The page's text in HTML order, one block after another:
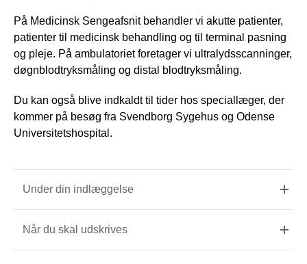
På Medicinsk Sengeafsnit behandler vi akutte patienter,
patienter til medicinsk behandling og til terminal pasning
og pleje. På ambulatoriet foretager vi ultralydsscanninger,
døgnblodtryksmåling og distal blodtryksmåling.
Du kan også blive indkaldt til tider hos speciallæger, der
kommer på besøg fra Svendborg Sygehus og Odense
Universitetshospital.
Under din indlæggelse
Når du skal udskrives